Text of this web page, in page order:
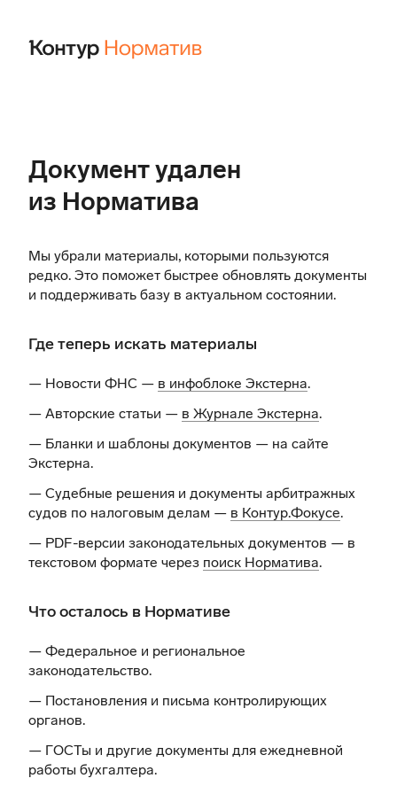
Документ удален
из Норматива
Мы убрали материалы, которыми пользуются
редко. Это поможет быстрее обновлять документы
и поддерживать базу в актуальном состоянии.
Где теперь искать материалы
— Новости ФНС — в инфоблоке Экстерна.
— Авторские статьи — в Журнале Экстерна.
— Бланки и шаблоны документов — на сайте
Экстерна.
— Судебные решения и документы арбитражных
судов по налоговым делам — в Контур.Фокусе.
— PDF-версии законодательных документов — в
текстовом формате через поиск Норматива.
Что осталось в Нормативе
— Федеральное и региональное
законодательство.
— Постановления и письма контролирующих
органов.
— ГОСТы и другие документы для ежедневной
работы бухгалтера.